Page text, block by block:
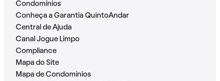
Condomínios
Conheça a Garantia QuintoAndar
Central de Ajuda
Canal Jogue Limpo
Compliance
Mapa do Site
Mapa de Condomínios